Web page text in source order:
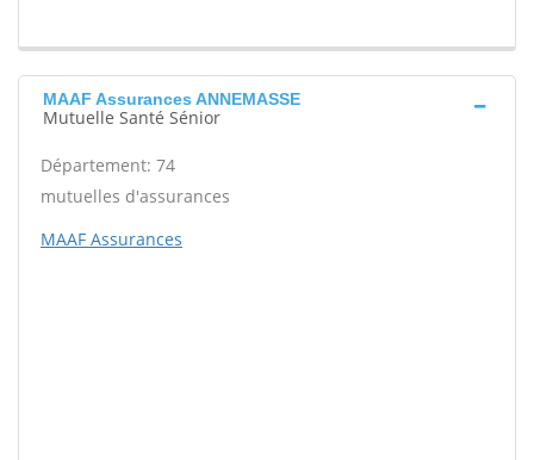
MAAF Assurances ANNEMASSE
Mutuelle Santé Sénior
Département: 74
mutuelles d'assurances
MAAF Assurances